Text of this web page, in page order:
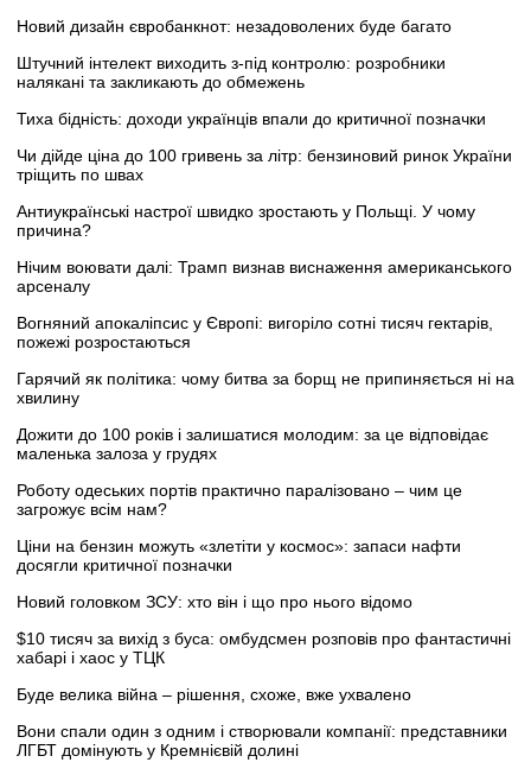
Новий дизайн євробанкнот: незадоволених буде багато
Штучний інтелект виходить з-під контролю: розробники
налякані та закликають до обмежень
Тиха бідність: доходи українців впали до критичної позначки
Чи дійде ціна до 100 гривень за літр: бензиновий ринок України
тріщить по швах
Антиукраїнські настрої швидко зростають у Польщі. У чому
причина?
Нічим воювати далі: Трамп визнав виснаження американського
арсеналу
Вогняний апокаліпсис у Європі: вигоріло сотні тисяч гектарів,
пожежі розростаються
Гарячий як політика: чому битва за борщ не припиняється ні на
хвилину
Дожити до 100 років і залишатися молодим: за це відповідає
маленька залоза у грудях
Роботу одеських портів практично паралізовано – чим це
загрожує всім нам?
Ціни на бензин можуть «злетіти у космос»: запаси нафти
досягли критичної позначки
Новий головком ЗСУ: хто він і що про нього відомо
$10 тисяч за вихід з буса: омбудсмен розповів про фантастичні
хабарі і хаос у ТЦК
Буде велика війна – рішення, схоже, вже ухвалено
Вони спали один з одним і створювали компанії: представники
ЛГБТ домінують у Кремнієвій долині